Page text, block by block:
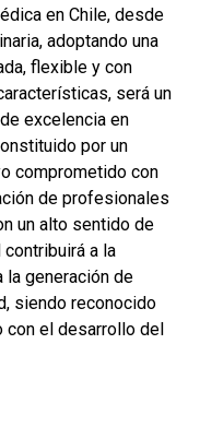
en Chile, desde
adoptando una
flexible y con
será un
excelencia en
por un
comprometido con
de profesionales
un alto sentido de
a la
la generación de
siendo reconocido
con el desarrollo del